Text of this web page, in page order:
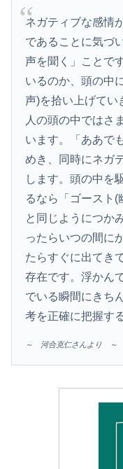
ネガティブな感情
であることに気づ
声を聞く」ことで
いるのか、頭の中
声)を拾い上げてい
人の頭の中ではさ
います。「ああで
めき、同時にネガ
します。頭の中を
るなら「ゴースト(
と同じようにつか
ったらいつの間に
たらすぐに出てき
存在です。浮かん
でいる瞬間にきち
考を正確に把握す
～ 河合克仁さんより ～